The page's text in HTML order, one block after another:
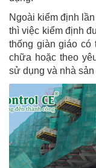
Ngoài kiểm định
thì việc kiểm định
thống giàn giáo có
chữa hoặc theo
sử dụng và nhà sản